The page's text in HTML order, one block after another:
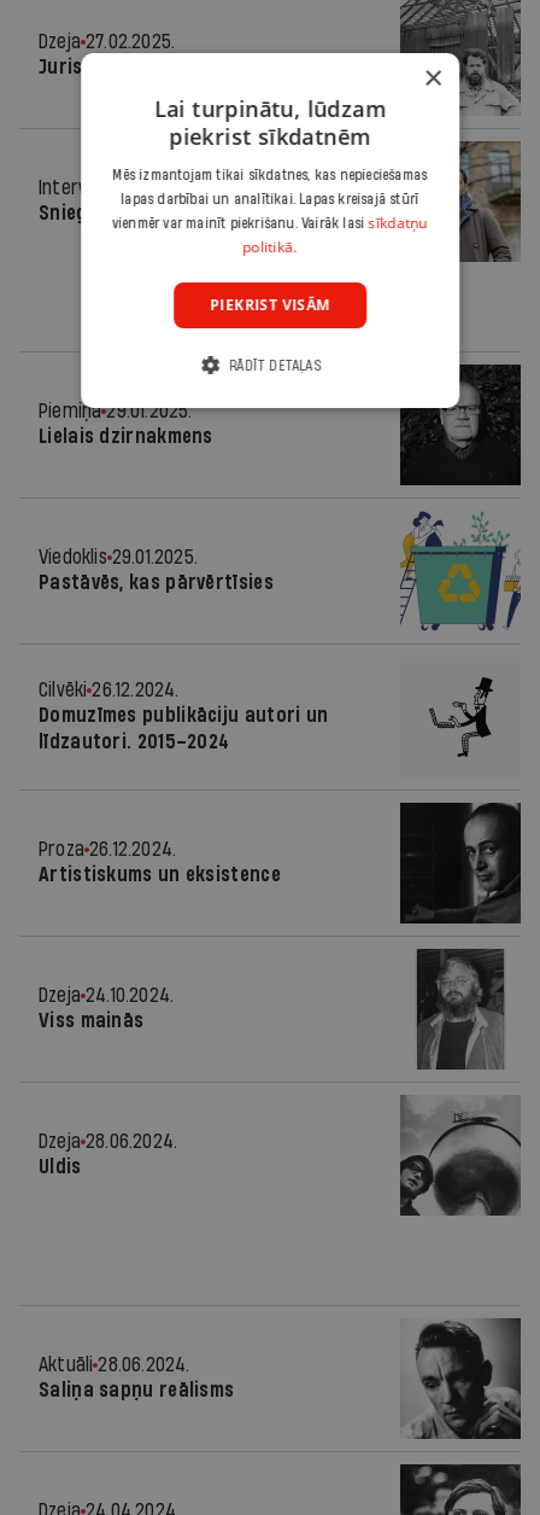
Dzeja 27.02.2025.
Juris Kunnoss ir tieši Juris Kunnoss
Intervija
27.02.2025.
Sniegpulkstenītes vienkārši uzplaukst
Piemiņa 29.01.2025.
Lielais dzirnakmens
Viedoklis 29.01.2025.
Pastāvēs, kas pārvērtīsies
Cilvēki 26.12.2024.
Domuzīmes publikāciju autori un
līdzautori. 2015–2024
Proza 26.12.2024.
Artistiskums un eksistence
Dzeja 24.10.2024.
Viss mainās
Dzeja 28.06.2024.
Uldis
Aktuāli 28.06.2024.
Saliņa sapņu reālisms
Dzeja 24.04.2024.
×
Lai turpinātu, lūdzam
piekrist sīkdatnēm
Mēs izmantojam tikai sīkdatnes, kas nepieciešamas
lapas darbībai un analītikai. Lapas kreisajā stūrī
vienmēr var mainīt piekrišanu. Vairāk lasisīkdatņu
politikā.
PIEKRIST VISĀM
RĀDĪT DETAĻAS